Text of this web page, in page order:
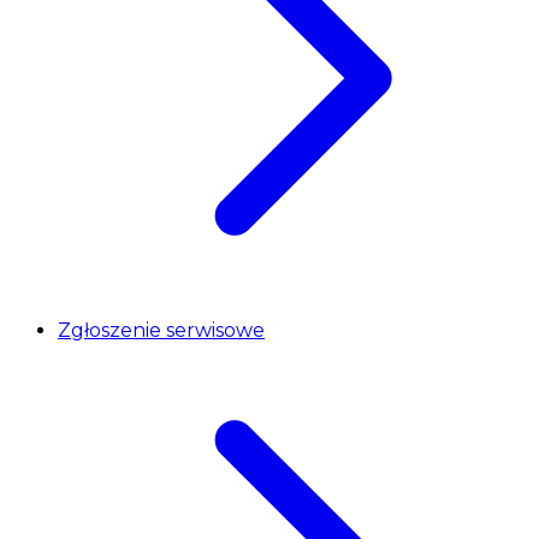
Zgłoszenie serwisowe